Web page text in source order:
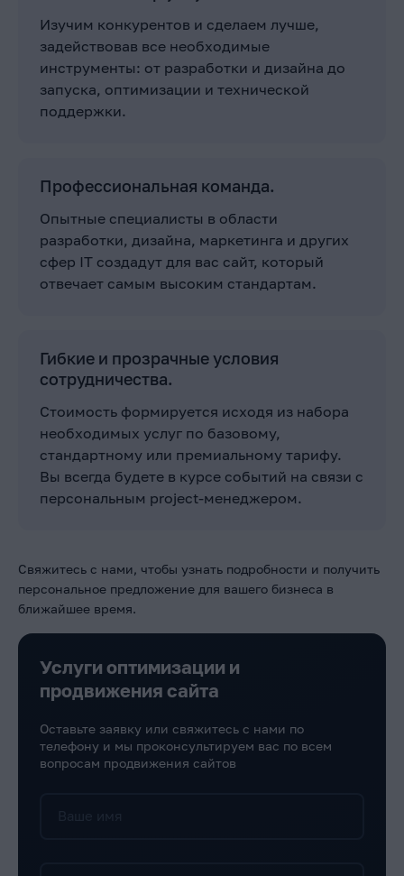
Изучим конкурентов и сделаем лучше,
задействовав все необходимые
инструменты: от разработки и дизайна до
запуска, оптимизации и технической
поддержки.
Профессиональная команда.
Опытные специалисты в области
разработки, дизайна, маркетинга и других
сфер IT создадут для вас сайт, который
отвечает самым высоким стандартам.
Гибкие и прозрачные условия
сотрудничества.
Стоимость формируется исходя из набора
необходимых услуг по базовому,
стандартному или премиальному тарифу.
Вы всегда будете в курсе событий на связи с
персональным project-менеджером.
Свяжитесь с нами, чтобы узнать подробности и получить
персональное предложение для вашего бизнеса в
ближайшее время.
Услуги оптимизации и
продвижения сайта
Оставьте заявку или свяжитесь с нами по
телефону и мы проконсультируем вас по всем
вопросам продвижения сайтов